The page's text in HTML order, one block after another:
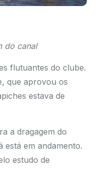
do canal
flutuantes do clube.
que aprovou os
estava de
a dragagem do
está em andamento.
estudo de